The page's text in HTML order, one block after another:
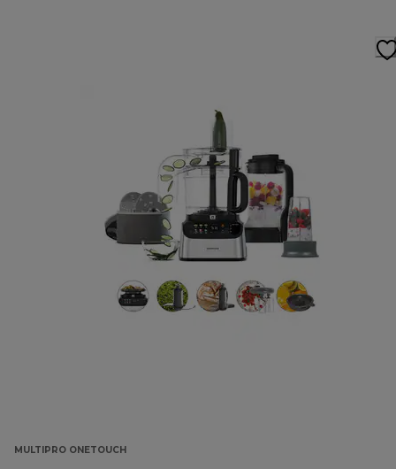
MULTIPRO ONETOUCH